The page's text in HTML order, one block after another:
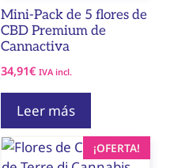
Mini-Pack de 5 flores de
CBD Premium de
Cannactiva
34,91€ IVA incl.
Leer más
¡OFERTA!
Este